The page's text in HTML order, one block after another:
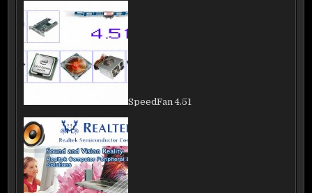
SpeedFan 4.51